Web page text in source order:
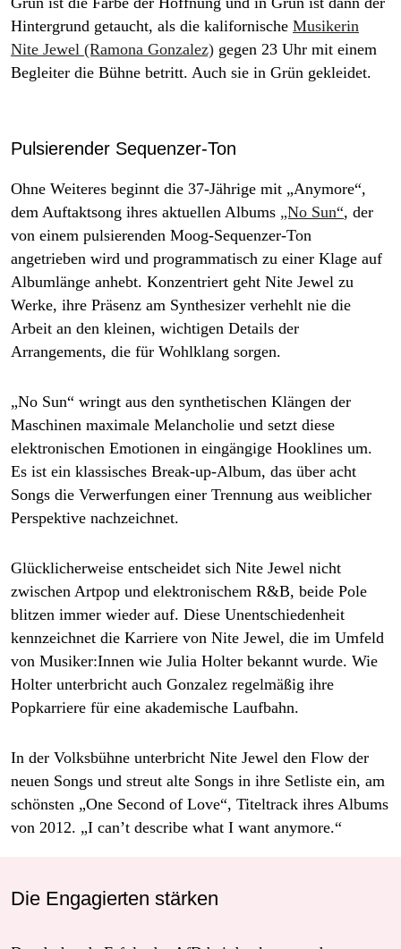
Hintergrund getaucht, als die kalifornische Musikerin
Nite Jewel (Ramona Gonzalez) gegen 23 Uhr mit einem
Begleiter die Bühne betritt. Auch sie in Grün gekleidet.
Pulsierender Sequenzer-Ton
Ohne Weiteres beginnt die 37-Jährige mit „Anymore“,
dem Auftaktsong ihres aktuellen Albums „No Sun“, der
von einem pulsierenden Moog-Sequenzer-Ton
angetrieben wird und programmatisch zu einer Klage auf
Albumlänge anhebt. Konzentriert geht Nite Jewel zu
Werke, ihre Präsenz am Synthesizer verhehlt nie die
Arbeit an den kleinen, wichtigen Details der
Arrangements, die für Wohlklang sorgen.
„No Sun“ wringt aus den synthetischen Klängen der
Maschinen maximale Melancholie und setzt diese
elektronischen Emotionen in eingängige Hooklines um.
Es ist ein klassisches Break-up-Album, das über acht
Songs die Verwerfungen einer Trennung aus weiblicher
Perspektive nachzeichnet.
Glücklicherweise entscheidet sich Nite Jewel nicht
zwischen Artpop und elektronischem R&B, beide Pole
blitzen immer wieder auf. Diese Unentschiedenheit
kennzeichnet die Karriere von Nite Jewel, die im Umfeld
von Mu­si­ke­r:In­nen wie Julia Holter bekannt wurde. Wie
Holter unterbricht auch Gonzalez regelmäßig ihre
Popkarriere für eine akademische Laufbahn.
In der Volksbühne unterbricht Nite Jewel den Flow der
neuen Songs und streut alte Songs in ihre Setliste ein, am
schönsten „One Second of Love“, Titeltrack ihres Albums
von 2012. „I can’t describe what I want anymore.“
Die Engagierten stärken